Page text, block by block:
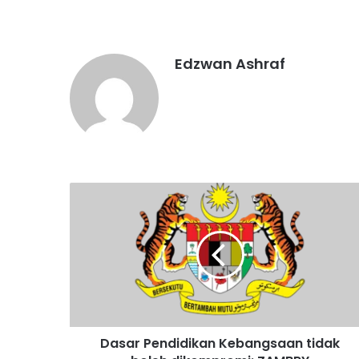
Edzwan Ashraf
d
Dasar Pendidikan Kebangsaan tidak